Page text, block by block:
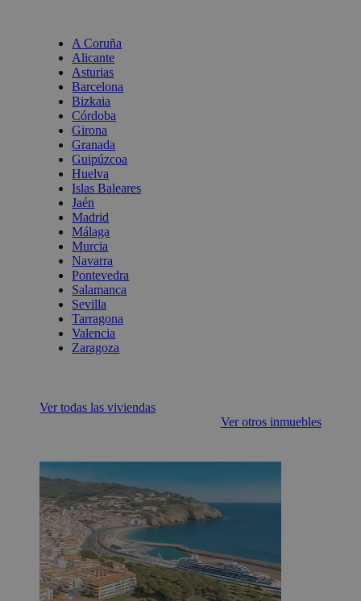
A Coruña
Alicante
Asturias
Barcelona
Bizkaia
Córdoba
Girona
Granada
Guipúzcoa
Huelva
Islas Baleares
Jaén
Madrid
Málaga
Murcia
Navarra
Pontevedra
Salamanca
Sevilla
Tarragona
Valencia
Zaragoza
Ver todas las viviendas
Ver otros inmuebles